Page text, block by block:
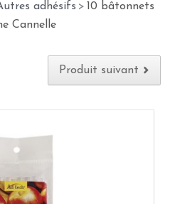
adhésifs > 10 bâtonnets
Cannelle
Produit suivant